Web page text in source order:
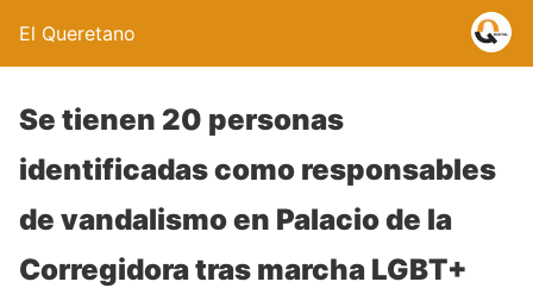
El Queretano
Se tienen 20 personas
identificadas como responsables
de vandalismo en Palacio de la
Corregidora tras marcha LGBT+